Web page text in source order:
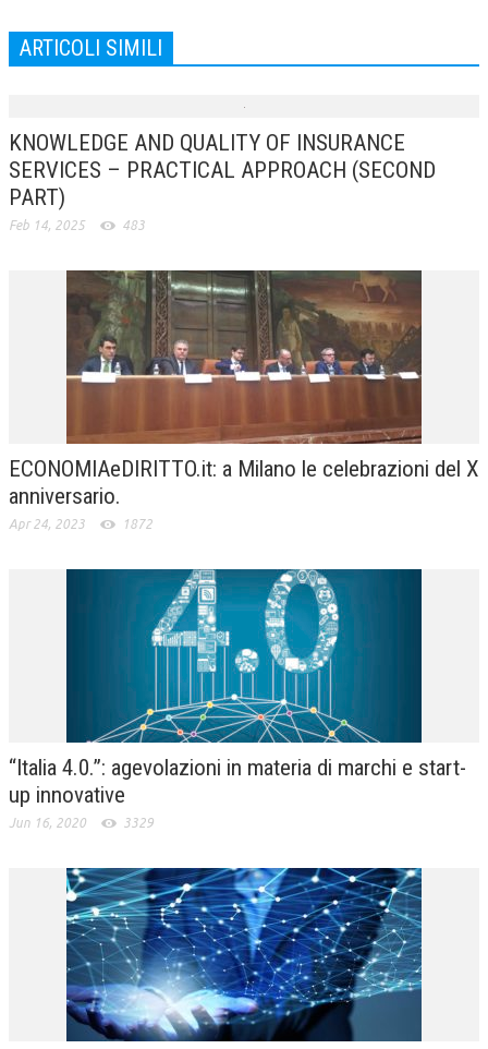
INVITI E PROMOZIONI
ARTICOLI SIMILI
KNOWLEDGE AND QUALITY OF INSURANCE
SERVICES – PRACTICAL APPROACH (SECOND
PART)
Feb 14, 2025 483
ECONOMIAeDIRITTO.it: a Milano le celebrazioni del X
anniversario.
Apr 24, 2023 1872
“Italia 4.0.”: agevolazioni in materia di marchi e start-
up innovative
Jun 16, 2020 3329